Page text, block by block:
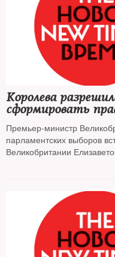
Королева
сформировать
Премьер-министр
парламентских выборов
Великобритании